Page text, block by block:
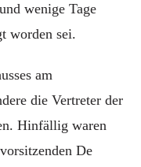
wenige Tage
worden sei.
am
die Vertreter der
Hinfällig waren
De